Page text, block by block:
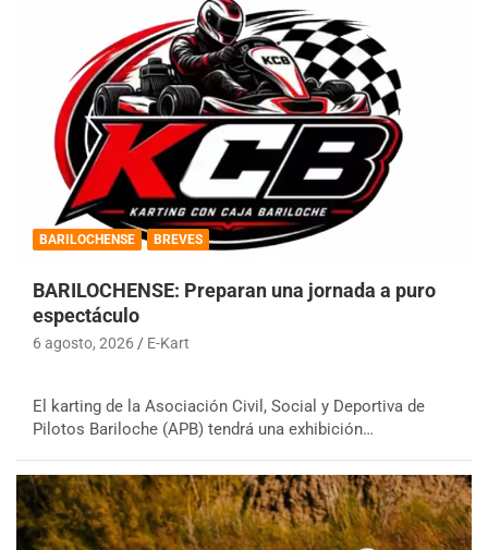
BARILOCHENSE BREVES
BARILOCHENSE: Preparan una jornada a puro
espectáculo
6 agosto, 2026 E-Kart
El karting de la Asociación Civil, Social y Deportiva de
Pilotos Bariloche (APB) tendrá una exhibición…